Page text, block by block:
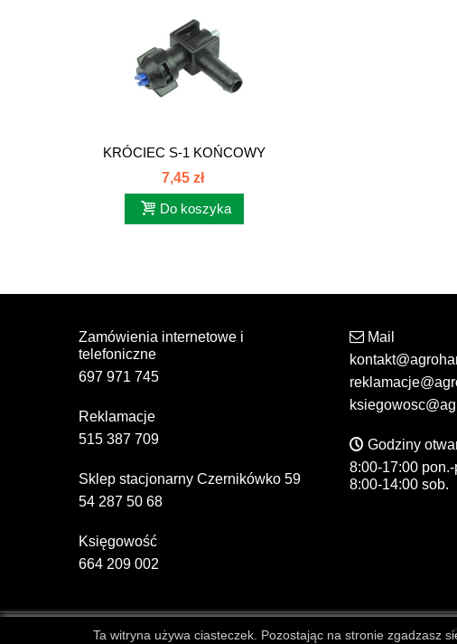
Ta witryna używa ciasteczek. Pozostając na stronie zgadzasz
KRÓCIEC S-1 KOŃCOWY
KPL AP13S1.62
7,45 zł
Do koszyka
Zamówienia internetowe i
telefoniczne
697 971 745
Reklamacje
515 387 709
Sklep stacjonarny Czernikówko 59
54 287 50 68
Księgowość
664 209 002
Mail
Godziny
8:00-17:00 pon.-
8:00-14:00 sob.